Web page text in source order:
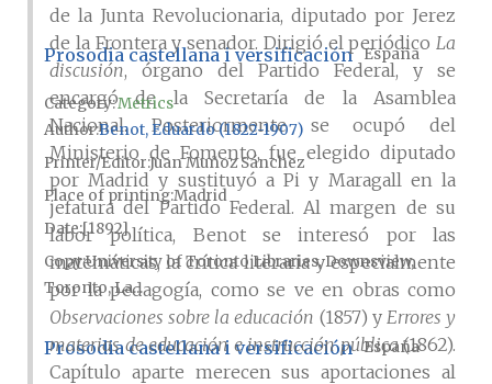
de la Junta Revolucionaria, diputado por Jerez
de la Frontera y senador. Dirigió el periódicoLa
discusión, órgano del Partido Federal, y se
encargó de la Secretaría de la Asamblea
Nacional. Posteriormente se ocupó del
Ministerio de Fomento, fue elegido diputado
por Madrid y sustituyó a Pi y Maragall en la
jefatura del Partido Federal. Al margen de su
labor política, Benot se interesó por las
matemáticas, la crítica literaria y especialmente
por la pedagogía, como se ve en obras como
Observaciones sobre la educación (1857) y Errores y
materias de educación e instrucción pública(1862).
Capítulo aparte merecen sus aportaciones al
Prosodia castellana i versificación España
Category:Metrics
AuthorBenot, Eduardo (1822-1907)
Printer/EditorJuan Muñoz Sánchez
Place of printingMadrid
Date[1892]
CopyUniversity of Toronto Libraries, Downsview,
Toronto, La...
Prosodia castellana i versificación España